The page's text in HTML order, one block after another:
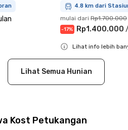
4.8 km dari
mulai dari Rp1.700.000
-17% Rp1.400.000 /
Close
Lihat info lebih
Lihat Semua Hunian
Kost Petukangan